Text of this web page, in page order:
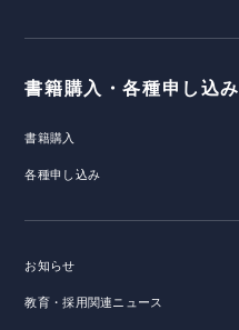
書籍購入・各種申し込み
書籍購入
各種申し込み
お知らせ
教育・採用関連ニュース